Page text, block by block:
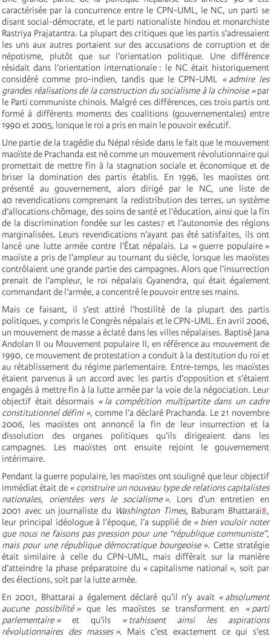
caractérisée par la concurrence entre le CPN-UML, le NC, un parti se
disant social-démocrate, et le parti nationaliste hindou et monarchiste
Rastriya Prajatantra. La plupart des critiques que les partis s’adressaient
les uns aux autres portaient sur des accusations de corruption et de
népotisme, plutôt que sur l’orientation politique. Une différence
résidait dans l’orientation internationale : le NC était historiquement
considéré comme pro-indien, tandis que le CPN-UML « admire les
grandes réalisations de la construction du socialisme à la chinoise »par
le Parti communiste chinois. Malgré ces différences, ces trois partis ont
formé à différents moments des coalitions (gouvernementales) entre
1990 et 2005, lorsque le roi a pris en main le pouvoir exécutif.
Une partie de la tragédie du Népal réside dans le fait que le mouvement
maoïste de Prachanda est né comme un mouvement révolutionnaire qui
promettait de mettre fin à la stagnation sociale et économique et de
briser la domination des partis établis. En 1996, les maoïstes ont
présenté au gouvernement, alors dirigé par le NC, une liste de
40 revendications comprenant la redistribution des terres, un système
d’allocations chômage, des soins de santé et l’éducation, ainsi que la fin
de la discrimination fondée sur les castes7 et l’autonomie des régions
marginalisées. Leurs revendications n’ayant pas été satisfaites, ils ont
lancé une lutte armée contre l’État népalais. La « guerre populaire »
maoïste a pris de l’ampleur au tournant du siècle, lorsque les maoïstes
contrôlaient une grande partie des campagnes. Alors que l’insurrection
prenait de l’ampleur, le roi népalais Gyanendra, qui était également
commandant de l’armée, a concentré le pouvoir entre ses mains.
Mais ce faisant, il s’est attiré l’hostilité de la plupart des partis
politiques, y compris le Congrès népalais et le CPN-UML. En avril 2006,
un mouvement de masse a éclaté dans les villes népalaises. Baptisé Jana
Andolan II ou Mouvement populaire II, en référence au mouvement de
1990, ce mouvement de protestation a conduit à la destitution du roi et
au rétablissement du régime parlementaire. Entre-temps, les maoïstes
étaient parvenus à un accord avec les partis d’opposition et s’étaient
engagés à mettre fin à la lutte armée par la voie de la négociation. Leur
objectif était désormais « la compétition multipartite dans un cadre
constitutionnel défini », comme l’a déclaré Prachanda. Le 21 novembre
2006, les maoïstes ont annoncé la fin de leur insurrection et la
dissolution des organes politiques qu’ils dirigeaient dans les
campagnes. Les maoïstes ont ensuite rejoint le gouvernement
intérimaire.
Pendant la guerre populaire, les maoïstes ont souligné que leur objectif
immédiat était de « construire un nouveau type de relations capitalistes
nationales, orientées vers le socialisme ». Lors d’un entretien en
2001 avec un journaliste du Washington Times, Baburam Bhattarai8,
leur principal idéologue à l’époque, l’a supplié de « bien vouloir noter
que nous ne faisons pas pression pour une “république communiste”,
mais pour une république démocratique bourgeoise ». Cette stratégie
était similaire à celle du CPN-UML, mais différait sur la manière
d’atteindre la phase préparatoire du « capitalisme national », soit par
des élections, soit par la lutte armée.
En 2001, Bhattarai a également déclaré qu’il n’y avait« absolument
aucune possibilité »que les maoïstes se transforment en « parti
parlementaire » et qu’ils « trahissent ainsi les aspirations
révolutionnaires des masses ». Mais c’est exactement ce qui s’est